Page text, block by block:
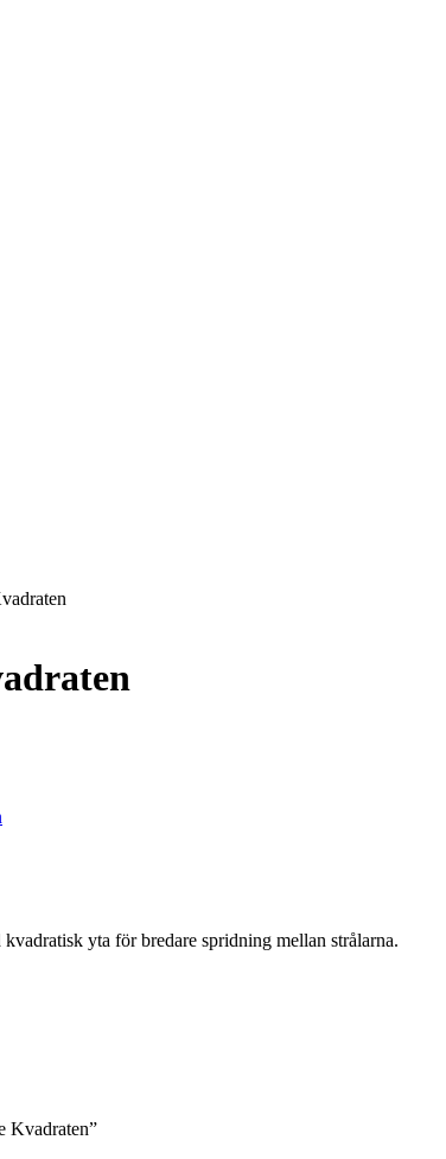
yta för bredare spridning mellan strålarna.
Kvadraten”